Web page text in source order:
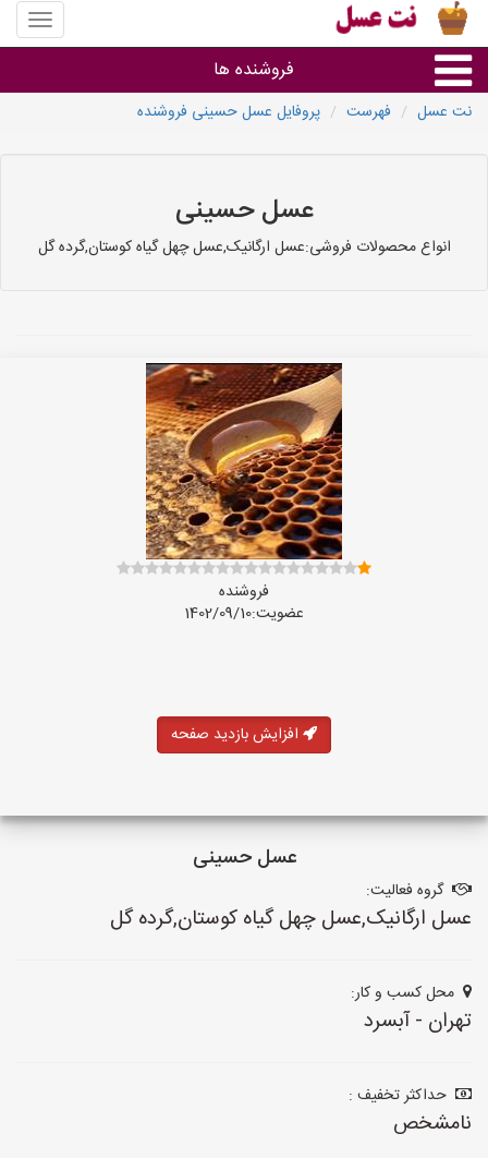
منوی
سایت
عسل
فروشنده ها
استان ها
نت عسل فهرست پروفایل عسل حسینی فروشنده
عسل حسینی
انواع محصولات فروشی:عسل ارگانیک,عسل چهل گیاه کوستان,گرده گل
فروشنده
عضویت:1402/09/10
افزایش بازدید صفحه
عسل حسینی
گروه فعالیت:
عسل ارگانیک,عسل چهل گیاه کوستان,گرده گل
محل کسب و کار:
تهران - آبسرد
حداکثر تخفیف :
نامشخص